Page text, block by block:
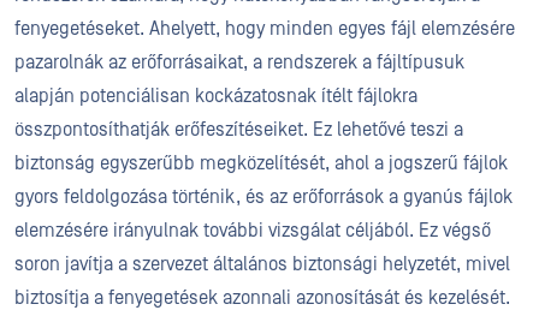
fenyegetéseket. Ahelyett, hogy minden egyes fájl elemzésére
pazarolnák az erőforrásaikat, a rendszerek a fájltípusuk
alapján potenciálisan kockázatosnak ítélt fájlokra
összpontosíthatják erőfeszítéseiket. Ez lehetővé teszi a
biztonság egyszerűbb megközelítését, ahol a jogszerű fájlok
gyors feldolgozása történik, és az erőforrások a gyanús fájlok
elemzésére irányulnak további vizsgálat céljából. Ez végső
soron javítja a szervezet általános biztonsági helyzetét, mivel
biztosítja a fenyegetések azonnali azonosítását és kezelését.